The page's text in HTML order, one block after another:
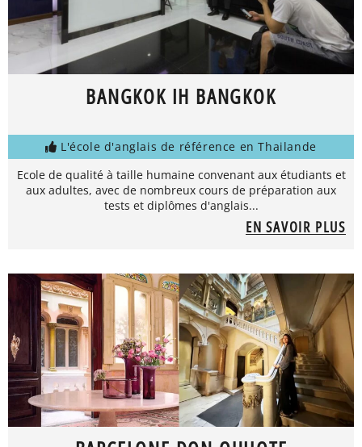
BANGKOK IH BANGKOK
L'école d'anglais de référence en Thailande
Ecole de qualité à taille humaine convenant aux étudiants et
aux adultes, avec de nombreux cours de préparation aux
tests et diplômes d'anglais...
EN SAVOIR PLUS